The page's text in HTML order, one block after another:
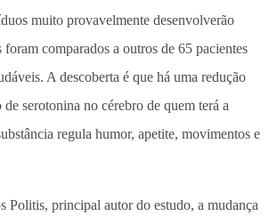
muito provavelmente desenvolverão
comparados a outros de 65 pacientes
A descoberta é que há uma redução
serotonina no cérebro de quem terá a
regula humor, apetite, movimentos e
Politis, principal autor do estudo, a mudança